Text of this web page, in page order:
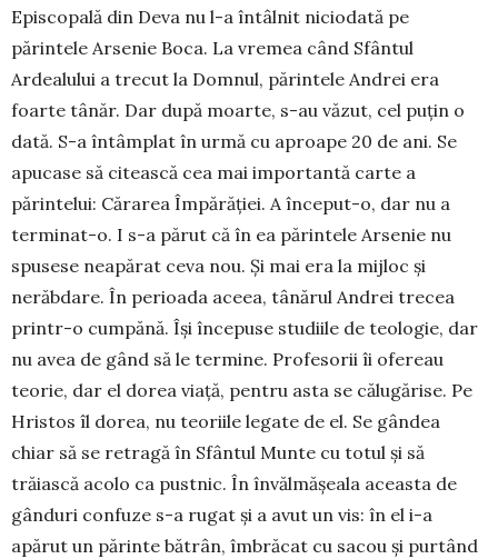
Episcopală din Deva nu l-a întâlnit nicio­dată pe
părintele Arsenie Boca. La vremea când Sfântul
Ardealului a trecut la Domnul, părintele An­drei era
foarte tânăr. Dar după moarte, s-au văzut, cel puțin o
dată. S-a întâmplat în urmă cu aproape 20 de ani. Se
apu­case să citească cea mai importantă carte a
părintelui: Cărarea Împă­răției. A început-o, dar nu a
termi­nat-o. I s-a părut că în ea părintele Arsenie nu
spusese neapărat ceva nou. Și mai era la mijloc și
nerăb­dare. În perioada aceea, tânărul An­drei trecea
printr-o cumpănă. Își în­cepuse studiile de teologie, dar
nu avea de gând să le termine. Profe­sorii îi ofereau
teorie, dar el dorea viață, pentru asta se călugărise. Pe
Hristos îl dorea, nu teoriile legate de el. Se gândea
chiar să se retragă în Sfântul Munte cu totul și să
trăiască acolo ca pustnic. În învălmășeala aceasta de
gânduri confuze s-a rugat și a avut un vis: în el i-a
apărut un părinte bătrân, îmbrăcat cu sacou și purtând